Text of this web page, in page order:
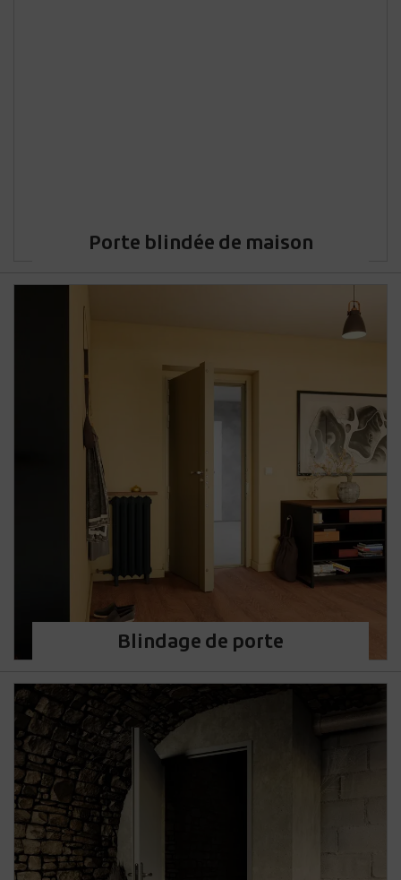
Porte blindée de maison
Blindage de porte